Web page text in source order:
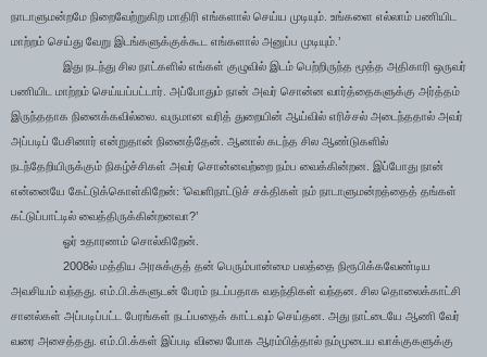
நாடாளுமன்றமே நிறைவேற்றுகிற மாதிரி எங்களால் செய்ய முடியும். உங்களை எல்லாம் பணியிட
மாற்றம் செய்து வேறு இடங்களுக்குக்கூட எங்களால் அனுப்ப முடியும்.’
இது நடந்து சில நாட்களில் எங்கள் குழுவில் இடம் பெற்றிருந்த மூத்த அதிகாரி ஒருவர்
பணியிட மாற்றம் செய்யப்பட்டார். அப்போதும் நான் அவர் சொன்ன வார்த்தைகளுக்கு அர்த்தம்
இருந்ததாக நினைக்கவில்லை. வருமான வரித் துறையின் ஆய்வில் எரிச்சல் அடைந்ததால் அவர்
அப்படிப் பேசினார் என்றுதான் நினைத்தேன். ஆனால் கடந்த சில ஆண்டுகளில்
நடந்தேறியிருக்கும் நிகழ்ச்சிகள் அவர் சொன்னவற்றை நம்ப வைக்கின்றன. இப்போது நான்
என்னையே கேட்டுக்கொள்கிறேன்: ‘வெளிநாட்டுச் சக்திகள் நம் நாடாளுமன்றத்தைத் தங்கள்
கட்டுப்பாட்டில் வைத்திருக்கின்றனவா?’
ஓர் உதாரணம் சொல்கிறேன்.
2008ல் மத்திய அரசுக்குத் தன் பெரும்பான்மை பலத்தை நிரூபிக்கவேண்டிய
அவசியம் வந்தது. எம்.பி.க்களுடன் பேரம் நடப்பதாக வதந்திகள் வந்தன. சில தொலைக்காட்சி
சானல்கள் அப்படிப்பட்ட பேரங்கள் நடப்பதைக் காட்டவும் செய்தன. அது நாட்டையே ஆணி வேர்
வரை அசைத்தது. எம்.பி.க்கள் இப்படி விலை போக ஆரம்பித்தால் நம்முடைய வாக்குகளுக்கு